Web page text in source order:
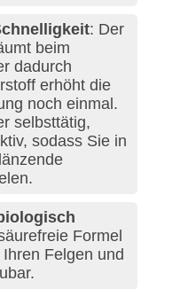
: Der
beim
dadurch
erhöht die
noch einmal.
selbsttätig,
sodass Sie in
Formel
Felgen und